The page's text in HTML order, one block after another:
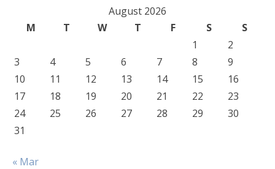
August 2026
M
T W T F S
S
1
2
3
4 5 6 7 8
9
10
11 12 13 14 15
16
17
18 19 20 21 22
23
24
25 26 27 28 29
30
31
« Mar